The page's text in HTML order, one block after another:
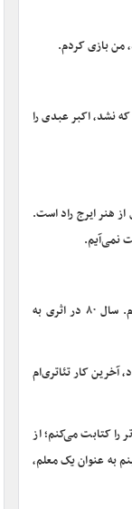
من بازی کردم.
اصرار داشت ۱۵ کیلو اضافه کنم، در نهایت که نشد، اکبر عبدی را
هنر ایرج راد است.
شهره سلطانی، بازیگر سینما، تئاتر و تلویزیون نیز بیان کرد: همیشه از حمایت‌های ایرج راد بهره بردم و اعتماد وی باعث شد بهتر و بهتر شوم. سال ۸۰ در اثری به
آخرین کار تئاتری‌ام
با وی همراه بودم. ۵ سال است تاریخ شفاهی تئاتر را کتابت می‌کنم؛ از
روبروی او می‌نشینم به عنوان یک معلم،